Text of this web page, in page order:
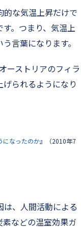
的な気温上昇だけで
。つまり、気温上
言葉になります。
ーストリアのフィラ
られるようになり
になったのか』（2010年7
、人間活動による
などの温室効果ガ